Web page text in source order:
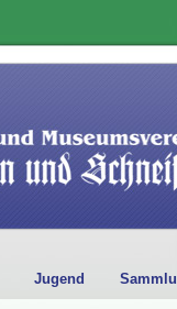
Jugend